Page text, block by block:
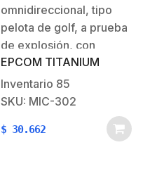
de 10 – 100 m
cuadrados
omnidireccional, tipo
pelota de golf, a prueba
de explosión, con
distancia de recepción
de 10 – 100 m
cuadradosLos
micrófonos de la serie
MIC son de alta fidelidad
EPCOM TITANIUM
Inventario 85
SKU: MIC-302
$ 30.662